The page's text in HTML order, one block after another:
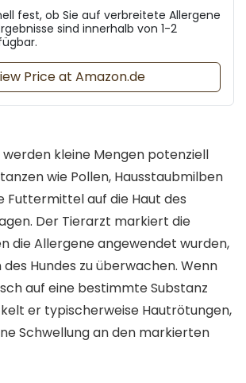
fest, ob Sie auf verbreitete Allergene
sind innerhalb von 1-2
Price at Amazon.de
werden kleine Mengen potenziell
wie Pollen, Hausstaubmilben
auf die Haut des
Der Tierarzt markiert die
die Allergene angewendet wurden,
Hundes zu überwachen. Wenn
auf eine bestimmte Substanz
er typischerweise Hautrötungen,
Schwellung an den markierten